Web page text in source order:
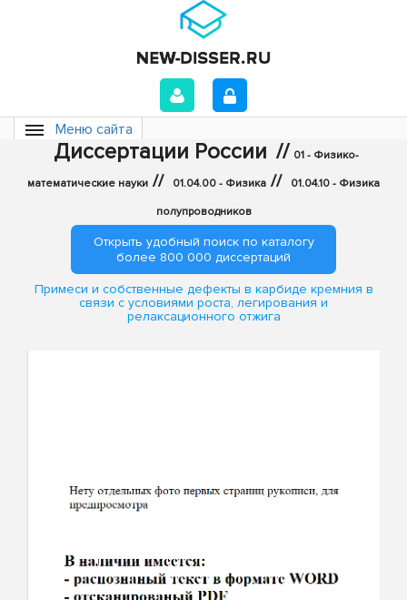
Меню сайта
Диссертации России // 01 - Физико-
математические науки // 01.04.00 - Физика // 01.04.10 - Физика
полупроводников
Открыть удобный поиск по каталогу
более 800 000 диссертаций
Примеси и собственные дефекты в карбиде кремния в
связи с условиями роста, легирования и
релаксационного отжига